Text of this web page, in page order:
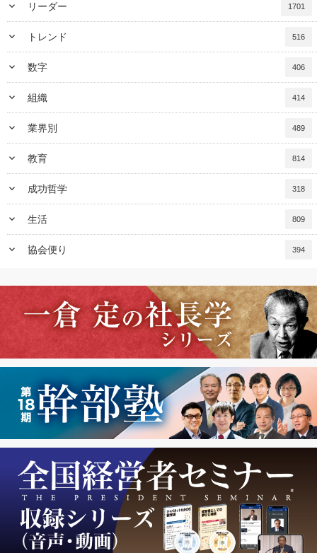
keyboard_arrow_down リーダー 1701
keyboard_arrow_down トレンド 516
keyboard_arrow_down 数字 406
keyboard_arrow_down 組織 414
keyboard_arrow_down 業界別 489
keyboard_arrow_down 教育 814
keyboard_arrow_down 成功哲学 318
keyboard_arrow_down 生活 809
keyboard_arrow_down 協会便り 394